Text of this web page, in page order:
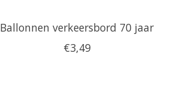
Ballonnen verkeersbord 70 jaar
€3,49